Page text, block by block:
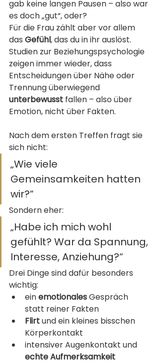
gab keine langen Pausen – also war
es doch „gut“, oder?
Für die Frau zählt aber vor allem
das Gefühl, das du in ihr auslöst.
Studien zur Beziehungs­psychologie
zeigen immer wieder, dass
Entscheidungen über Nähe oder
Trennung überwiegend
unterbewusst fallen – also über
Emotion, nicht über Fakten.
Nach dem ersten Treffen fragt sie
sich nicht:
„Wie viele
Gemeinsamkeiten hatten
wir?“
Sondern eher:
„Habe ich mich wohl
gefühlt? War da Spannung,
Interesse, Anziehung?“
Drei Dinge sind dafür besonders
wichtig:
ein emotionales Gespräch
statt reiner Fakten
Flirt und ein kleines bisschen
Körperkontakt
intensiver Augenkontakt und
echteAufmerksamkeit